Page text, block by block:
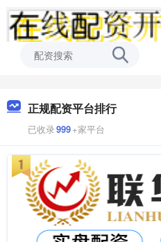
正规配资平台排行
已收录999+家平台